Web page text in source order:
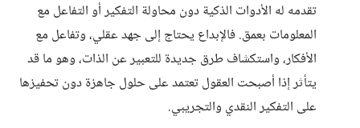
تقدمه له الأدوات الذكية دون محاولة التفكير أو التفاعل مع
المعلومات بعمق. فالإبداع يحتاج إلى جهد عقلي، وتفاعل مع
الأفكار، واستكشاف طرق جديدة للتعبير عن الذات، وهو ما قد
يتأثر إذا أصبحت العقول تعتمد على حلول جاهزة دون تحفيزها
على التفكير النقدي والتجريبي.